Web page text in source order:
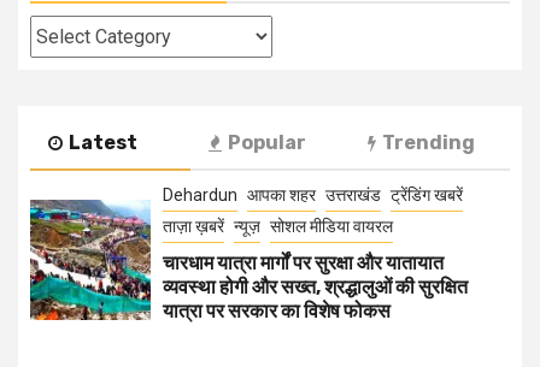
Categories
Latest Popular Trending
Dehardun आपका शहर उत्तराखंड ट्रेंडिंग खबरें
ताज़ा ख़बरें न्यूज़ सोशल मीडिया वायरल
चारधाम यात्रा मार्गों पर सुरक्षा और यातायात
व्यवस्था होगी और सख्त, श्रद्धालुओं की सुरक्षित
यात्रा पर सरकार का विशेष फोकस